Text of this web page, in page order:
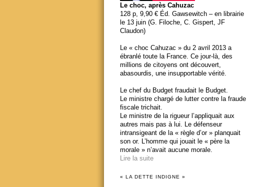
Le choc, après Cahuzac
128 p, 9,90 € Éd. Gawsewitch – en librairie
le 13 juin (G. Filoche, C. Gispert, JF
Claudon)
Le « choc Cahuzac » du 2 avril 2013 a
ébranlé toute la France. Ce jour-là, des
millions de citoyens ont découvert,
abasourdis, une insupportable vérité.
Le chef du Budget fraudait le Budget.
Le ministre chargé de lutter contre la fraude
fiscale trichait.
Le ministre de la rigueur l’appliquait aux
autres mais pas à lui. Le défenseur
intransigeant de la « règle d’or » planquait
son or. L’homme qui jouait le « père la
morale » n’avait aucune morale.
Lire la suite
« LA DETTE INDIGNE »